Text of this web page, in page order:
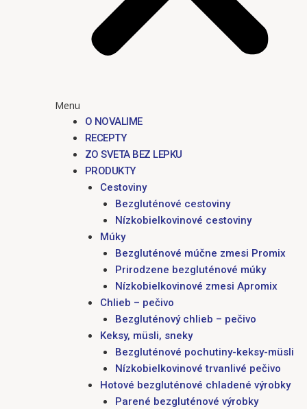
Menu
O NOVALIME
RECEPTY
ZO SVETA BEZ LEPKU
PRODUKTY
Cestoviny
Bezgluténové cestoviny
Nízkobielkovinové cestoviny
Múky
Bezgluténové múčne zmesi Promix
Prirodzene bezgluténové múky
Nízkobielkovinové zmesi Apromix
Chlieb – pečivo
Bezgluténový chlieb – pečivo
Keksy, müsli, sneky
Bezgluténové pochutiny-keksy-müsli
Nízkobielkovinové trvanlivé pečivo
Hotové bezgluténové chladené výrobky
Parené bezgluténové výrobky